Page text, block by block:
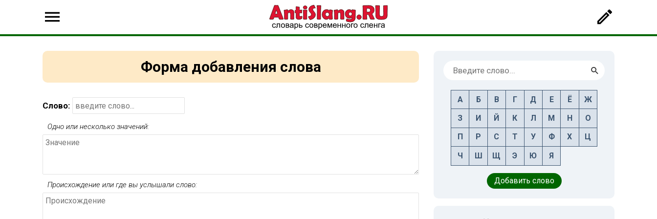
Форма добавления слова
Слово:
Одно или несколько значений:
Происхождение или где вы услышали слово:
А Б В Г Д Е Ё Ж
З И Й К Л М Н О
П Р С Т У Ф Х Ц
Ч Ш Щ Э Ю Я
Добавить слово